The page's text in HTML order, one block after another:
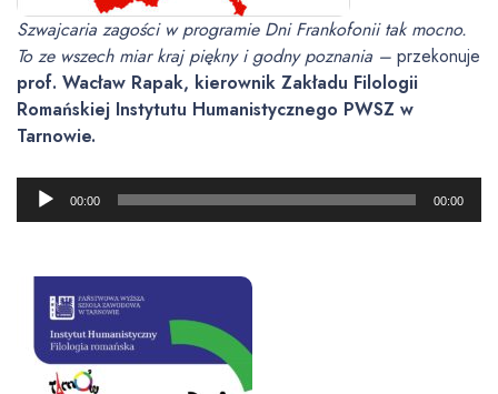
Szwajcaria zagości w programie Dni Frankofonii tak mocno.
To ze wszech miar kraj piękny i godny poznania – przekonuje
prof. Wacław Rapak, kierownik Zakładu Filologii
Romańskiej Instytutu Humanistycznego PWSZ w
Tarnowie.
d
00:00 00:00